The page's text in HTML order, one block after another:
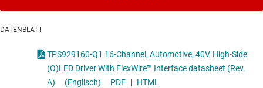
DATENBLATT
TPS929160-Q1 16-Channel, Automotive, 40V, High-Side
(O)LED Driver With FlexWire™ Interface datasheet (Rev.
A)
(Englisch) PDF | HTML